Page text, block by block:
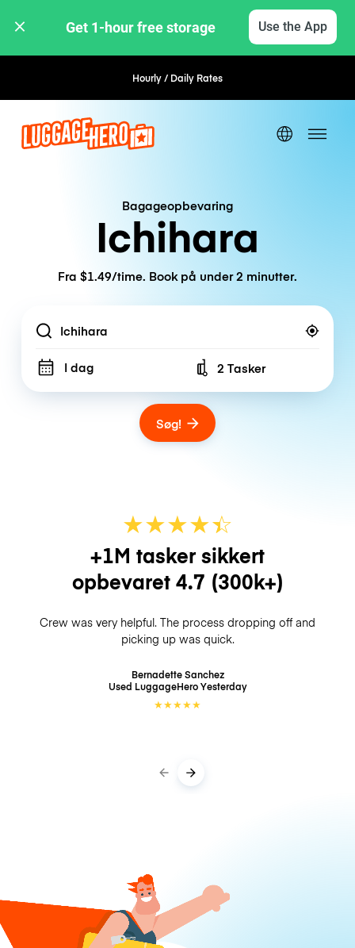
Get 1-hour free storage Use the App
Hourly / Daily RatesFlexible Booking
Bagageopbevaring
Ichihara
Fra $1.49/time. Book på under 2 minutter.
Location
I dag Number of bags
2 Tasker
Søg!
★★★★☆
★
+1M tasker sikkert
opbevaret 4.7 (300k+)
Crew was very helpful. The process dropping off and
picking up was quick.
Bernadette Sanchez
Used LuggageHeroYesterday
★★★★★